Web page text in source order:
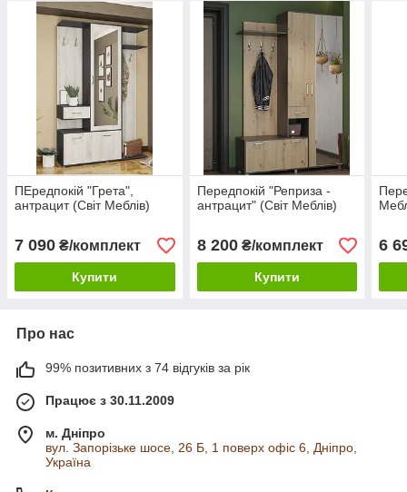
ПЕредпокій "Грета",
антрацит (Світ Меблів)
7 090 ₴/комплект
Купити
Передпокій "Реприза -
антрацит" (Світ Меблів)
8 200₴/комплект
Купити
6
Про нас
99% позитивних з 74 відгуків за рік
Працює з 30.11.2009
м. Дніпро
вул. Запорізьке шосе, 26 Б, 1 поверх офіс 6, Дніпро,
Україна